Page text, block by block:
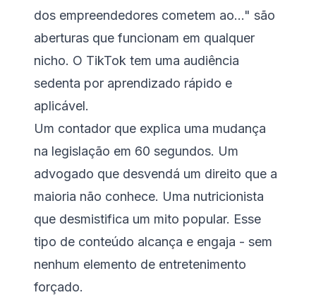
dos empreendedores cometem ao..." são
aberturas que funcionam em qualquer
nicho. O TikTok tem uma audiência
sedenta por aprendizado rápido e
aplicável.
Um contador que explica uma mudança
na legislação em 60 segundos. Um
advogado que desvendá um direito que a
maioria não conhece. Uma nutricionista
que desmistifica um mito popular. Esse
tipo de conteúdo alcança e engaja - sem
nenhum elemento de entretenimento
forçado.